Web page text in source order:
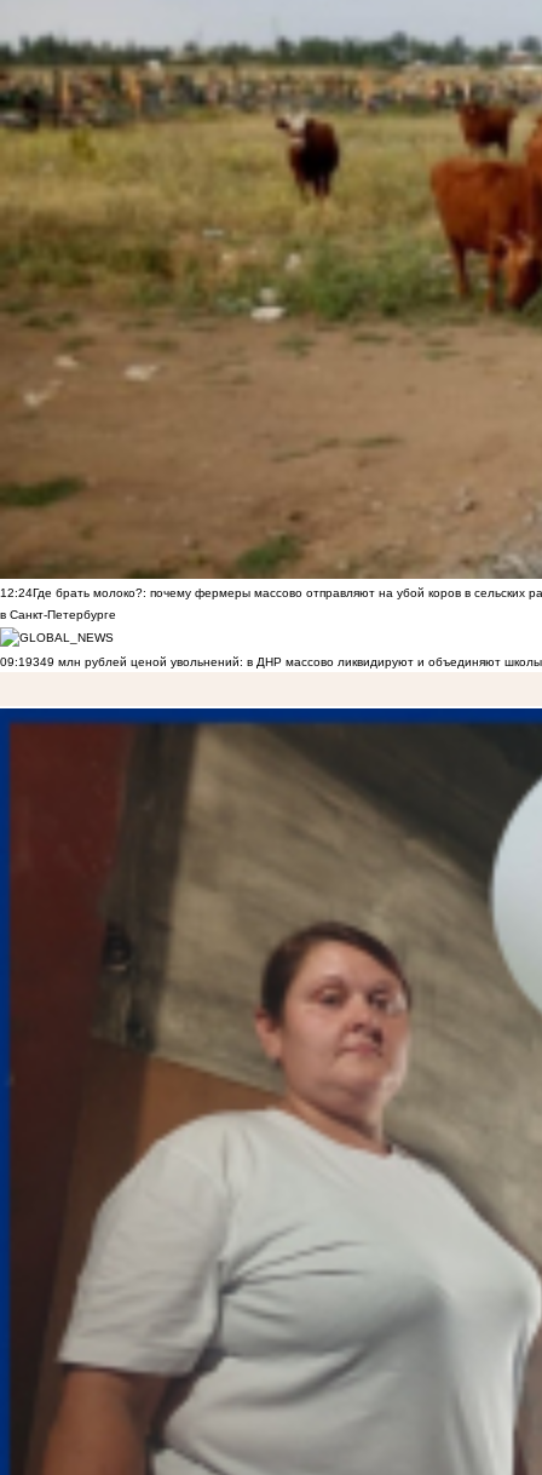
12:24Где брать молоко?: почему фермеры массово отправляют на убой коров в сельских
в Санкт-Петербурге
09:19349 млн рублей ценой увольнений: в ДНР массово ликвидируют и объединяют